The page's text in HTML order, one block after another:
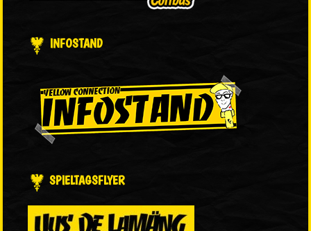
INFOSTAND
SPIELTAGSFLYER